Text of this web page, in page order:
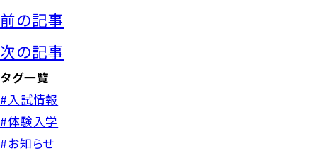
前の記事
次の記事
タグ一覧
#入試情報
#体験入学
#お知らせ